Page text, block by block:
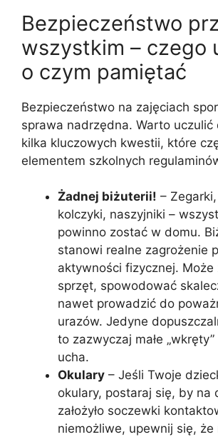
Bezpieczeństwo
wszystkim – czego
o czym pamiętać
Bezpieczeństwo na zajęciach
sprawa nadrzędna. Warto uczulić
kilka kluczowych kwestii, które
elementem szkolnych
Żadnej biżuterii! –
kolczyki, naszyjniki –
powinno zostać w domu.
stanowi realne zagrożenie
aktywności fizycznej. Może
sprzęt, spowodować
nawet prowadzić do
urazów. Jedyne
to zazwyczaj małe „wkręty”
ucha.
Okulary – Jeśli Twoje
okulary, postaraj się, by na
założyło soczewki
niemożliwe, upewnij się, że